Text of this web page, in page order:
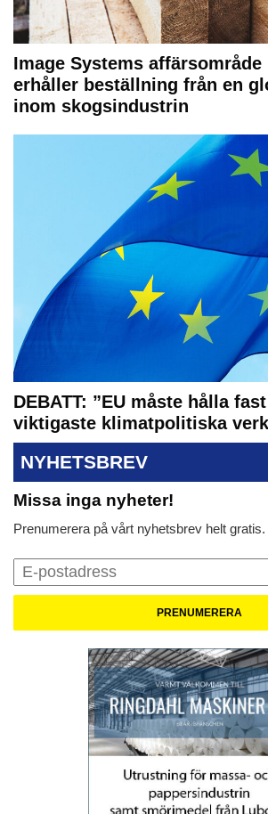
Image Systems affärsområde
erhåller beställning från en
inom skogsindustrin
DEBATT: ”EU måste hålla
viktigaste klimatpolitiska
NYHETSBREV
Missa inga nyheter!
Prenumerera på vårt nyhetsbrev helt gratis.